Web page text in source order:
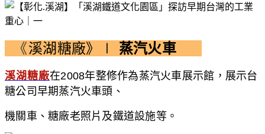
《溪湖糖廠》∣ 蒸汽火車
溪湖糖廠在2008年整修作為蒸汽火車展示館，展示台
糖公司早期蒸汽火車頭、
機關車、糖廠老照片及鐵道設施等。